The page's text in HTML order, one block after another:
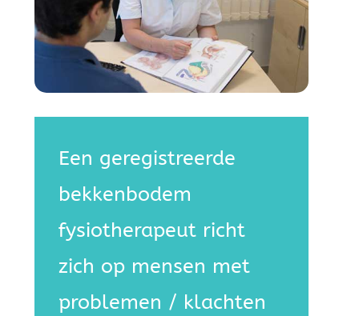
Een geregistreerde
bekkenbodem
fysiotherapeut richt
zich op mensen met
problemen / klachten